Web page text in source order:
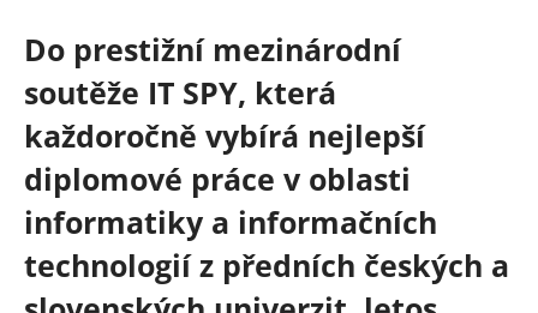
Do prestižní mezinárodní
soutěže IT SPY, která
každoročně vybírá nejlepší
diplomové práce v oblasti
informatiky a informačních
technologií z předních českých a